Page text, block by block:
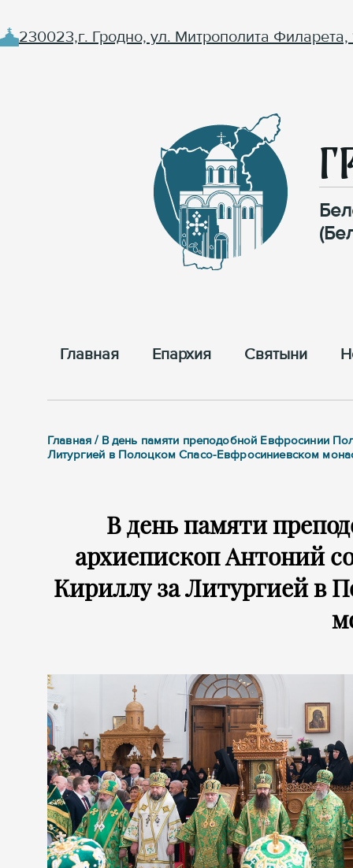
230023,г. Гродно, ул. Митрополита Филарета,
Главная Епархия Cвятыни
Главная / В день памяти преподобной Евфросинии
Литургией в Полоцком Спасо-Евфросиниевском
В день памяти
архиепископ Антоний
Кириллу за Литургией в